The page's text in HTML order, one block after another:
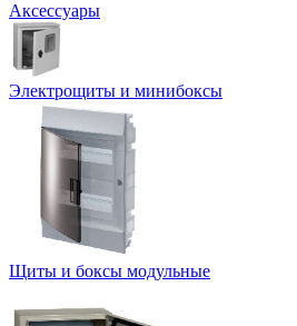
Аксессуары
Электрощиты и минибоксы
Щиты и боксы модульные